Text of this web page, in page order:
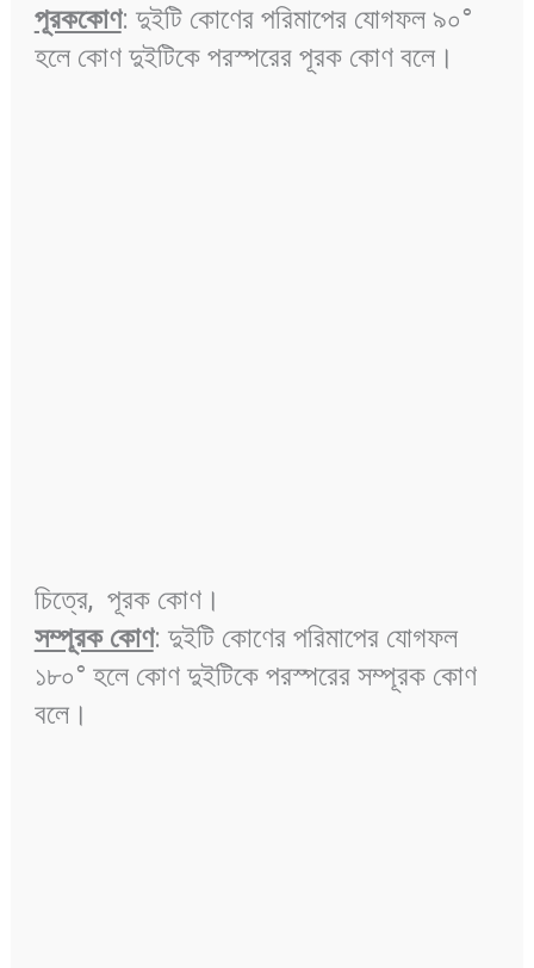
পূরককোণ: দুইটি কোণের পরিমাপের যোগফল ৯০°
হলে কোণ দুইটিকে পরস্পরের পূরক কোণ বলে।
চিত্রে, পূরক কোণ।
সম্পূরক কোণ: দুইটি কোণের পরিমাপের যোগফল
১৮০° হলে কোণ দুইটিকে পরস্পরের সম্পূরক কোণ
বলে।